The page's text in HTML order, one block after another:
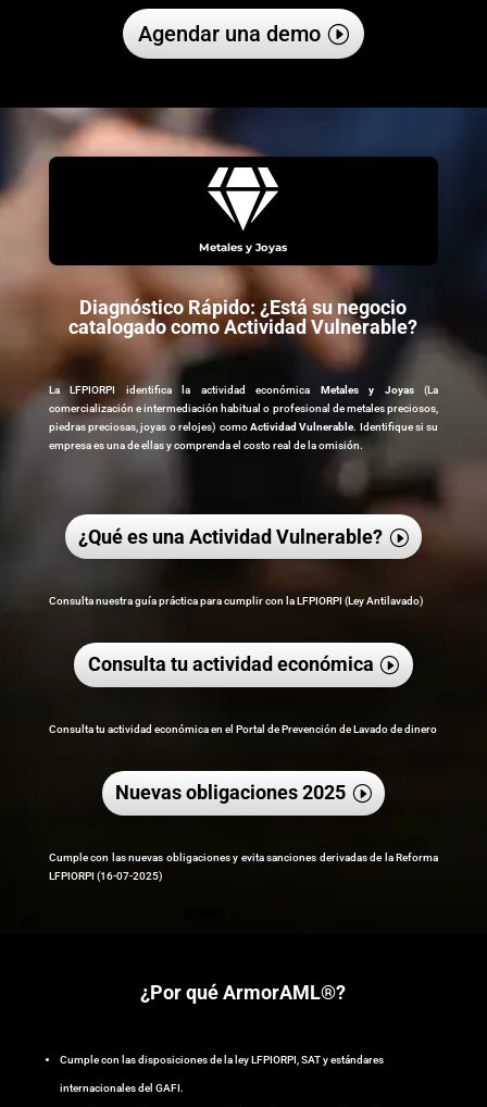
Agendar una demo

Metales y Joyas
Diagnóstico Rápido: ¿Está su negocio
catalogado como Actividad Vulnerable?
La LFPIORPI identifica la actividad económica Metales y Joyas(La
comercialización e intermediación habitual o profesional de metales preciosos,
piedras preciosas, joyas o relojes) comoActividad Vulnerable. Identifique si su
empresa es una de ellas y comprenda el costo real de la omisión.
¿Qué es una Actividad Vulnerable?
Consulta nuestra guía práctica para cumplir con la LFPIORPI (Ley Antilavado)
Consulta tu actividad económica
Consulta tu actividad económica en el Portal de Prevención de Lavado de dinero
Nuevas obligaciones 2025
Cumple con las nuevas obligaciones y evita sanciones derivadas de la Reforma
LFPIORPI (16-07-2025)
¿Por qué ArmorAML®?
Cumple con las disposiciones de la ley LFPIORPI, SAT y estándares
internacionales del GAFI.